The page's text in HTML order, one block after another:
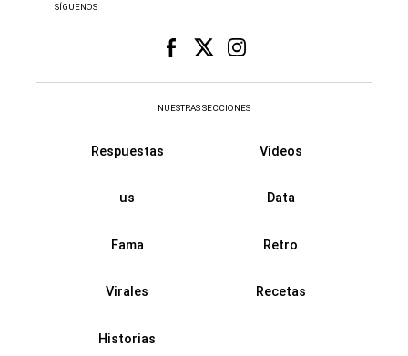
SÍGUENOS
NUESTRAS SECCIONES
Respuestas Videos
us Data
Fama Retro
Virales Recetas
Historias